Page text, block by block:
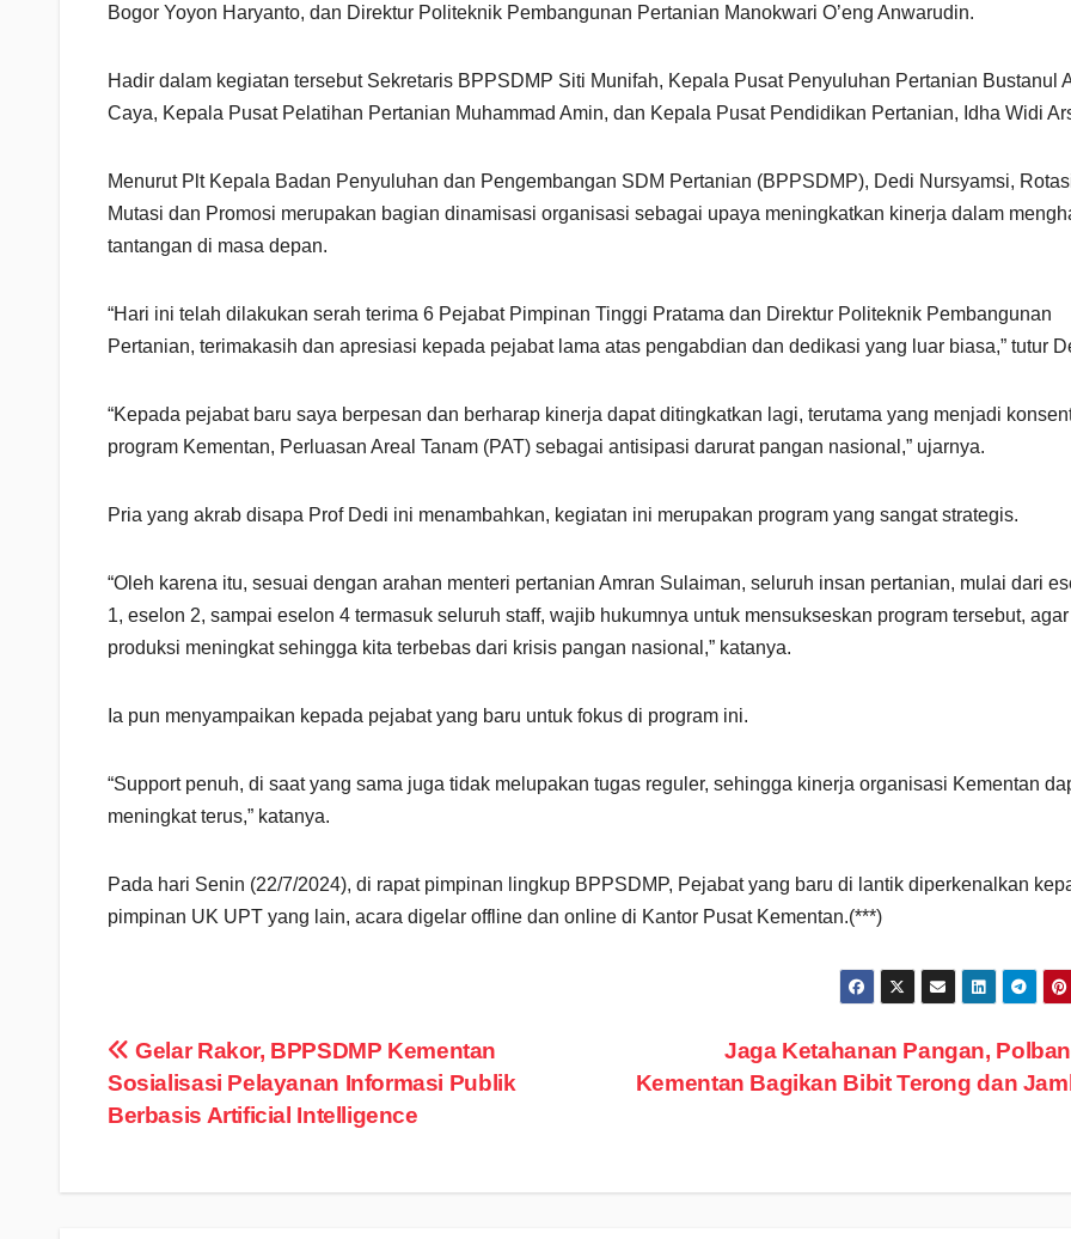
Bogor Yoyon Haryanto, dan Direktur Politeknik Pembangunan Pertanian Manokwari O’eng Anwarudin.
Hadir dalam kegiatan tersebut Sekretaris BPPSDMP Siti Munifah, Kepala Pusat Penyuluhan Pertanian Bustanul
Caya, Kepala Pusat Pelatihan Pertanian Muhammad Amin, dan Kepala Pusat Pendidikan Pertanian, Idha Widi
Menurut Plt Kepala Badan Penyuluhan dan Pengembangan SDM Pertanian (BPPSDMP), Dedi Nursyamsi,
Mutasi dan Promosi merupakan bagian dinamisasi organisasi sebagai upaya meningkatkan kinerja dalam
tantangan di masa depan.
“Hari ini telah dilakukan serah terima 6 Pejabat Pimpinan Tinggi Pratama dan Direktur Politeknik Pembangunan
Pertanian, terimakasih dan apresiasi kepada pejabat lama atas pengabdian dan dedikasi yang luar biasa,” tutur
“Kepada pejabat baru saya berpesan dan berharap kinerja dapat ditingkatkan lagi, terutama yang menjadi
program Kementan, Perluasan Areal Tanam (PAT) sebagai antisipasi darurat pangan nasional,” ujarnya.
Pria yang akrab disapa Prof Dedi ini menambahkan, kegiatan ini merupakan program yang sangat strategis.
“Oleh karena itu, sesuai dengan arahan menteri pertanian Amran Sulaiman, seluruh insan pertanian, mulai dari
1, eselon 2, sampai eselon 4 termasuk seluruh staff, wajib hukumnya untuk mensukseskan program tersebut, agar
produksi meningkat sehingga kita terbebas dari krisis pangan nasional,” katanya.
Ia pun menyampaikan kepada pejabat yang baru untuk fokus di program ini.
“Support penuh, di saat yang sama juga tidak melupakan tugas reguler, sehingga kinerja organisasi Kementan
meningkat terus,” katanya.
Pada hari Senin (22/7/2024), di rapat pimpinan lingkup BPPSDMP, Pejabat yang baru di lantik diperkenalkan
pimpinan UK UPT yang lain, acara digelar offline dan online di Kantor Pusat Kementan.(***)
Navigasi
pos
Jaga Ketahanan Pangan,
Kementan Bagikan Bibit Terong dan
Gelar Rakor, BPPSDMP Kementan
Sosialisasi Pelayanan Informasi Publik
Berbasis Artificial Intelligence